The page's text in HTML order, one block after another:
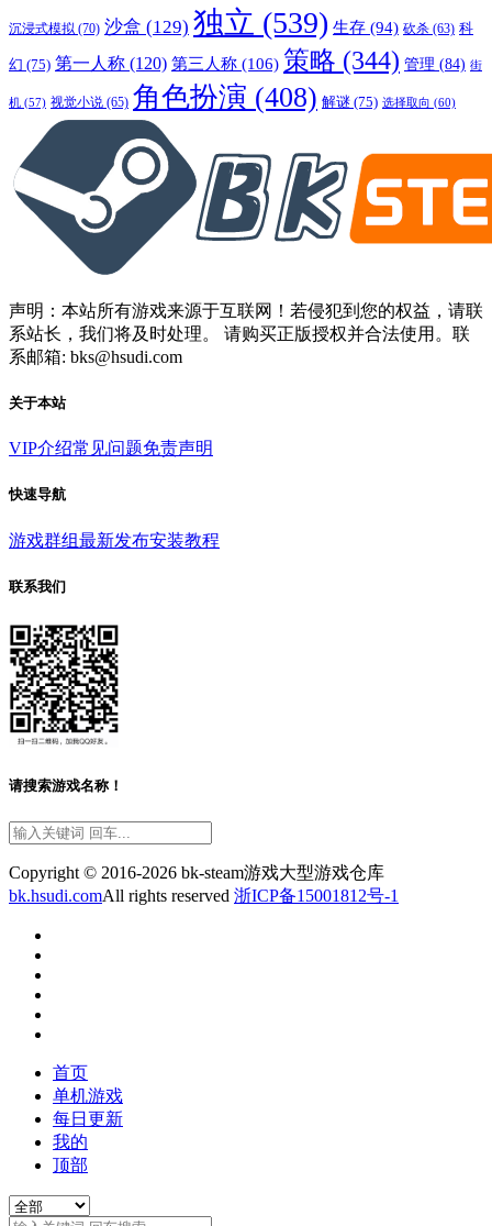
沉浸式模拟 (70) 沙盒 (129) 独立 (539) 生存 (94) 砍杀 (63) 科
幻 (75) 第一人称 (120) 第三人称 (106) 策略 (344) 管理 (84) 街
机 (57) 视觉小说 (65) 角色扮演 (408) 解谜 (75) 选择取向 (60)
声明：本站所有游戏来源于互联网！若侵犯到您的权益，请联
系站长，我们将及时处理。 请购买正版授权并合法使用。联
系邮箱: bks@hsudi.com
关于本站
VIP介绍常见问题免责声明
快速导航
游戏群组最新发布安装教程
联系我们
请搜索游戏名称！
Copyright © 2016-2026 bk-steam游戏大型游戏仓库
bk.hsudi.comAll rights reserved 浙ICP备15001812号-1
首页
单机游戏
每日更新
我的
顶部